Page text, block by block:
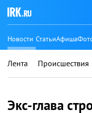
Новости СтатьиАфиша
Лента Происшествия
Экс-глава